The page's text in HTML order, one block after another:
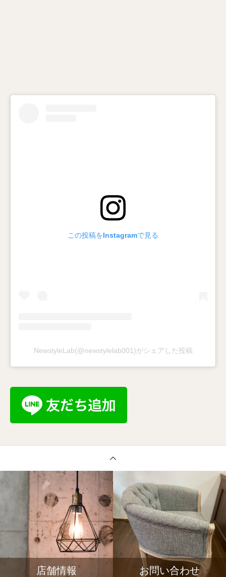
この投稿をInstagramで見る
NewstyleLab(@newstylelab001)がシェアした投稿
店舗情報 お問い合わせ